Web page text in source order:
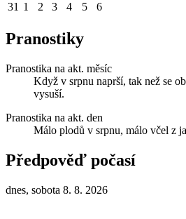
31 1 2 3 4 5 6
Pranostiky
Pranostika na akt. měsíc
Když v srpnu naprší, tak než se
vysuší.
Pranostika na akt. den
Málo plodů v srpnu, málo včel z
Předpověď počasí
dnes, sobota 8. 8. 2026